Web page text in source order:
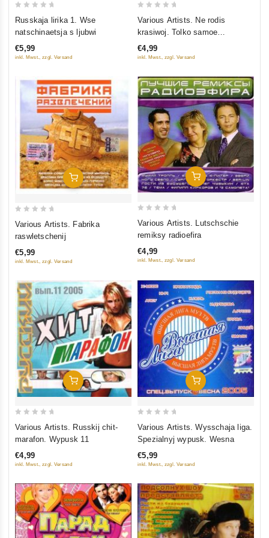
5
Russkaja lirika 1. Wse
natschinaetsja s ljubwi
€5,99
inkl. Mwst., zzgl. Versand
5
Various Artists. Ne rodis
krasiwoj. Tolko samoe
lutschschee
€4,99
inkl. Mwst., zzgl. Versand
In Den Warenkorb
5
Various Artists. Fabrika
raswletschenij
€5,99
inkl. Mwst., zzgl. Versand
In Den Warenkorb
5
Various Artists. Lutschschie
remiksy radioefira
€4,99
inkl. Mwst., zzgl. Versand
In Den Warenkorb
5
Various Artists. Russkij chit-
marafon. Wypusk 11
€4,99
inkl. Mwst., zzgl. Versand
In Den Warenkorb
5
Various Artists. Wysschaja liga.
Spezialnyj wypusk. Wesna
€5,99
inkl. Mwst., zzgl. Versand